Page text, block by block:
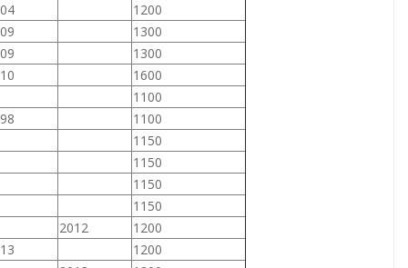
1200
1300
1300
1600
1100
1100
1150
1150
1150
1150
2012
1200
1200